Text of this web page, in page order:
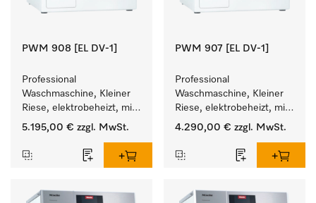
PWM 908 [EL DV-1]
Professional
Waschmaschine, Kleiner
Riese, elektrobeheizt, mit
Ablaufventil und
Programmen.
Leistung 8 kg  in 49 min .
5.195,00 € zzgl. MwSt.
PWM 907 [EL DV-1]
Professional
Waschmaschine, Kleiner
Riese, elektrobeheizt, mit
Ablaufventil und
Programmen.
Leistung 7 kg  in 49 min .
4.290,00 € zzgl. MwSt.